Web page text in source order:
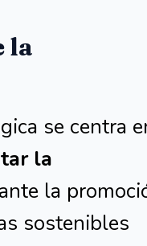
la
se centra
la
la
sostenibles